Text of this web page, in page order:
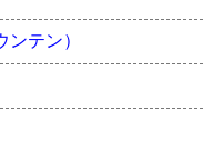
テン）